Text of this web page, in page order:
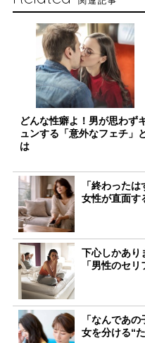
どんな性癖よ！男が思わず
ュンする「意外なフェチ」
は
「終わった
女性が直面す
下心しかあり
「男性のセ
「なんであ
女を分ける“